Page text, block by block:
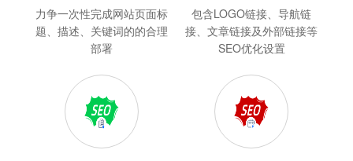
力争一次性完成网站页面标
题、描述、关键词的的合理
部署
包含LOGO链接、导航链
接、文章链接及外部链接等
SEO优化设置